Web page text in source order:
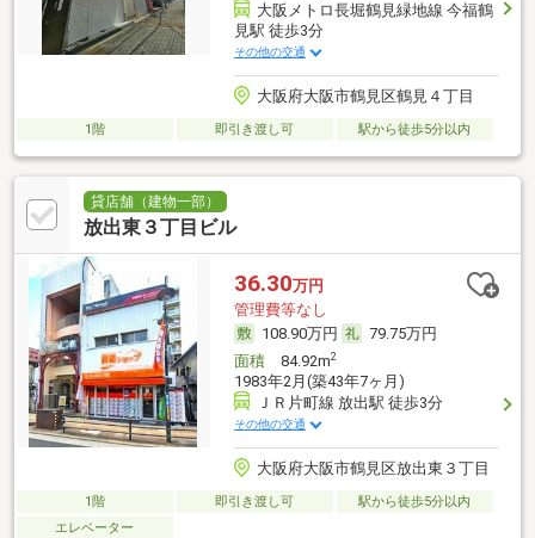
大阪メトロ長堀鶴見緑地線 今福鶴
見駅 徒歩3分
その他の交通
大阪府大阪市鶴見区鶴見４丁目
1階 即引き渡し可 駅から徒歩5分以内
貸店舗（建物一部）
放出東３丁目ビル
36.30万円
管理費等なし
108.90万円
79.75万円
面積84.92m2
1983年2月(築43年7ヶ月)
ＪＲ片町線 放出駅 徒歩3分
その他の交通
大阪府大阪市鶴見区放出東３丁目
1階 即引き渡し可
駅から徒歩5分以内
エレベーター